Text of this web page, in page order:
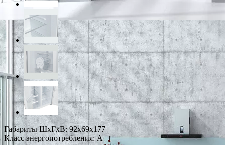
Габариты ШxГxВ: 92x69x177
Класс энергопотребления: A++